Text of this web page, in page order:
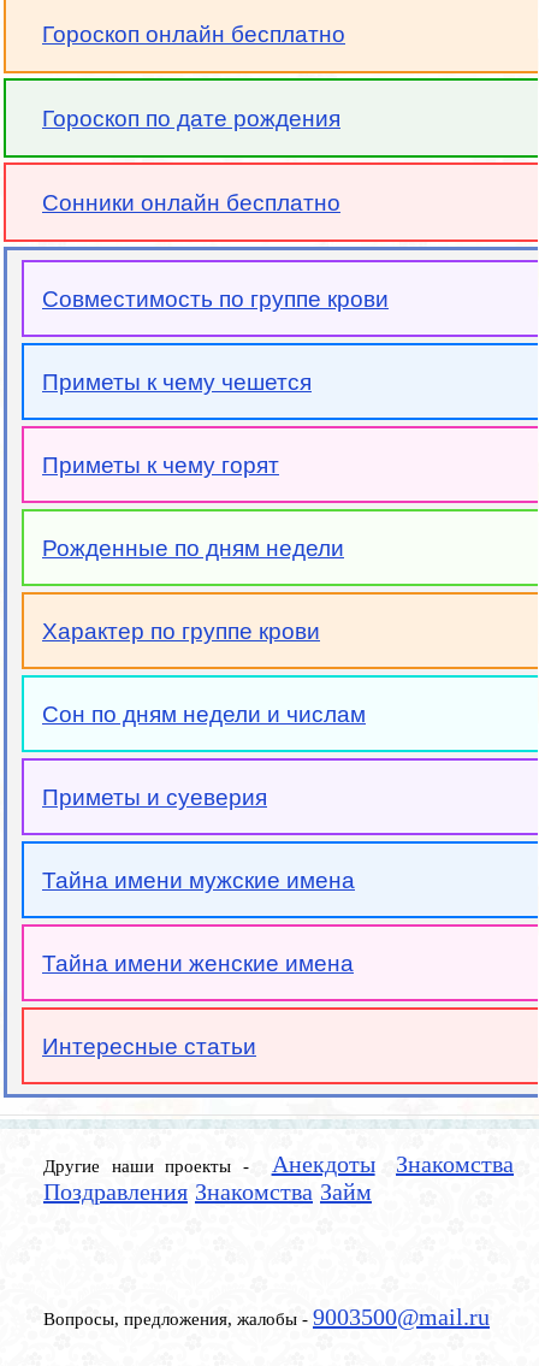
Гороскоп онлайн бесплатно
Гороскоп по дате рождения
Сонники онлайн бесплатно
Совместимость по группе крови
Приметы к чему чешется
Приметы к чему горят
Рожденные по дням недели
Характер по группе крови
Сон по дням недели и числам
Приметы и суеверия
Тайна имени мужские имена
Тайна имени женские имена
Интересные статьи
Другие наши проекты - Анекдоты
Знакомства
Поздравления Знакомства Займ
Вопросы, предложения, жалобы - 9003500@mail.ru